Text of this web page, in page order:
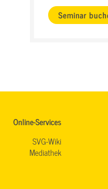
Seminar
Online-Services
SVG-Wiki
Mediathek